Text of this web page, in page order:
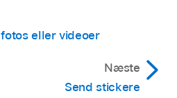
eller videoer
Næste
Send stickere